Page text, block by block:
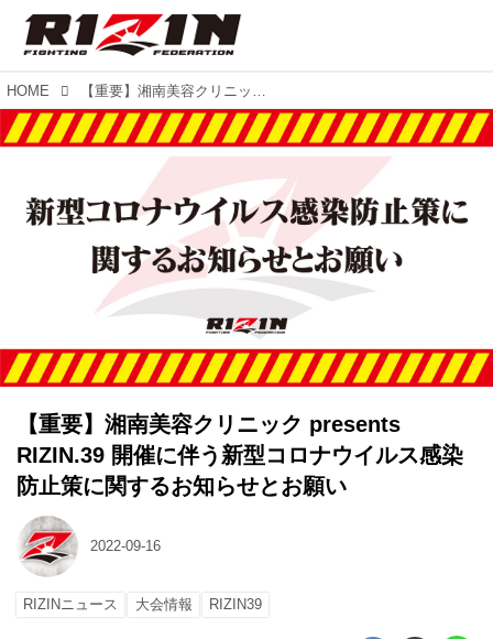
HOME 【重要】湘南美容クリニック presents RIZIN.39 開催に伴う新型コロナウイルス感染防止策に関するお知らせとお願い
【重要】湘南美容クリニック presents
RIZIN.39 開催に伴う新型コロナウイルス感染
防止策に関するお知らせとお願い
2022-09-16
RIZINニュース 大会情報 RIZIN39